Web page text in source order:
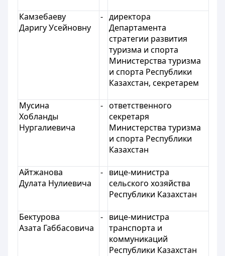
Камзебаеву
Даригу Усейновну
- директора
Департамента
стратегии развития
туризма и спорта
Министерства туризма
и спорта Республики
Казахстан, секретарем
Мусина
Хобланды
Нургалиевича
- ответственного
секретаря
Министерства туризма
и спорта Республики
Казахстан
Айтжанова
Дулата Нулиевича
- вице-министра
сельского хозяйства
Республики Казахстан
Бектурова
Азата Габбасовича
- вице-министра
транспорта и
коммуникаций
Республики Казахстан